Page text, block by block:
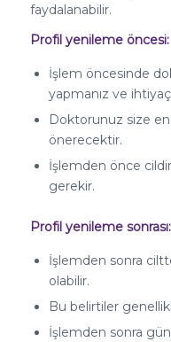
faydalanabilir.
Profil yenileme öncesi:
İşlem öncesinde
yapmanız ve
Doktorunuz size
önerecektir.
İşlemden önce
gerekir.
Profil yenileme sonrası:
İşlemden sonra
olabilir.
Bu belirtiler
İşlemden sonra